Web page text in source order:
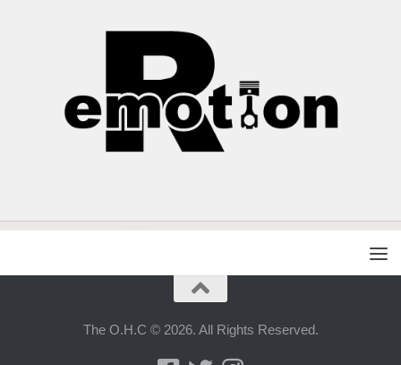
The O.H.C © 2026. All Rights Reserved.